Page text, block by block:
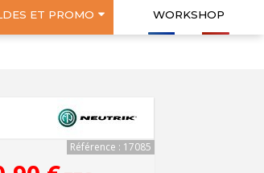
ET PROMO WORKSHOP
Référence : 17085